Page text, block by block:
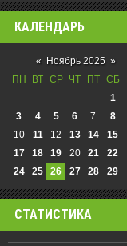
КАЛЕНДАРЬ
« Ноябрь 2025 »
ПН
ВТ СР ЧТ ПТ СБ
1
3
4 5 6 7 8
10
11 12 13 14 15
17
18 19 20 21 22
24
25 26 27 28 29
СТАТИСТИКА